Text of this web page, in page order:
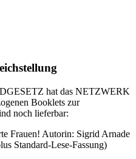
hat das NETZWERK
Booklets zur
noch lieferbar:
Frauen! Autorin: Sigrid Arnade
Standard-Lese-Fassung)